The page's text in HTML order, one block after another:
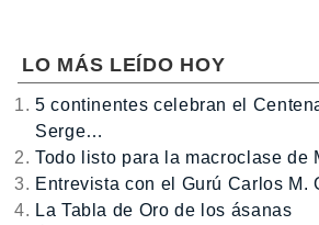
LO MÁS LEÍDO HOY
5 continentes celebran el
Serge…
Todo listo para la macroclase de
Entrevista con el Gurú Carlos M.
La Tabla de Oro de los ásanas